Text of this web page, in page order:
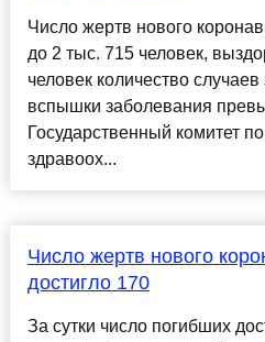
Число жертв нового
до 2 тыс. 715 человек,
человек количество
вспышки заболевания
Государственный комитет
здравоох...
Число жертв нового
достигло 170
За сутки число погибших